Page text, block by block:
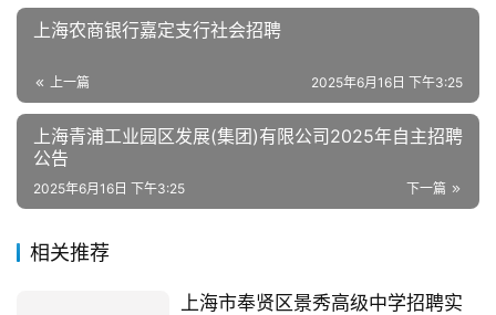
上海农商银行嘉定支行社会招聘
上一篇 2025年6月16日 下午3:25
上海青浦工业园区发展(集团)有限公司2025年自主招聘
公告
下一篇
2025年6月16日 下午3:25
相关推荐
上海市奉贤区景秀高级中学招聘实